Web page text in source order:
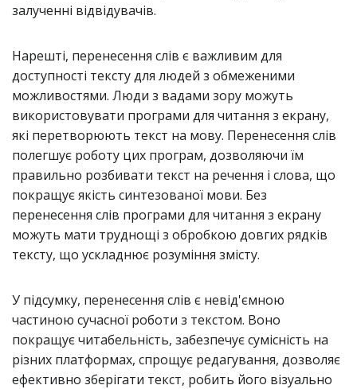
залученні відвідувачів.
Нарешті, перенесення слів є важливим для
доступності тексту для людей з обмеженими
можливостями. Люди з вадами зору можуть
використовувати програми для читання з екрану,
які перетворюють текст на мову. Перенесення слів
полегшує роботу цих програм, дозволяючи їм
правильно розбивати текст на речення і слова, що
покращує якість синтезованої мови. Без
перенесення слів програми для читання з екрану
можуть мати труднощі з обробкою довгих рядків
тексту, що ускладнює розуміння змісту.
У підсумку, перенесення слів є невід'ємною
частиною сучасної роботи з текстом. Воно
покращує читабельність, забезпечує сумісність на
різних платформах, спрощує редагування, дозволяє
ефективно зберігати текст, робить його візуально